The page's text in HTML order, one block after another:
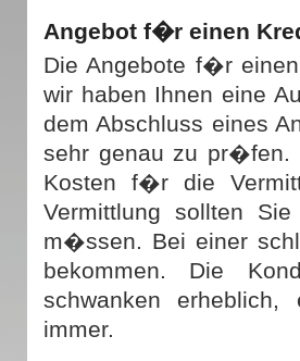
Angebot f�r einen
Die Angebote f�r
wir haben Ihnen eine
dem Abschluss eines
sehr genau zu pr�fen.
Kosten f�r die
Vermittlung sollten
m�ssen. Bei einer
bekommen. Die
schwanken
immer.